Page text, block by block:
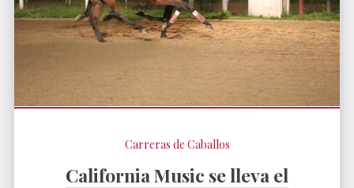
Carreras de Caballos
California Music se lleva el